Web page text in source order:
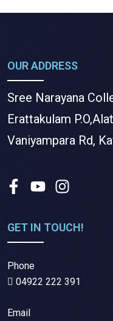
OUR ADDRESS
Sree Narayana
Erattakulam
Vaniyampara Rd,
GET IN TOUCH!
Phone
04922 222 391
Email